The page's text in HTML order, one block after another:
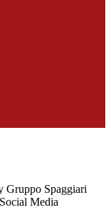
Gruppo Spaggiari
Media